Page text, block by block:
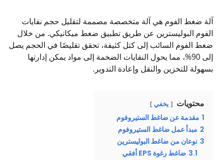
آلة ضغط الفوم هي آلة متخصصة مصممة لتقليل حجم نفايات
الفوم البوليسترين عن طريق تطبيق ضغط ميكانيكي. من خلال
ضغط الفوم السائب إلى كتل كثيفة، تحقق تقليصًا في الحجم يصل
إلى 90%، مما يحول النفايات الضخمة إلى مواد يمكن إدارتها
بسهولة للتخزين والنقل وإعادة التدوير.
محتويات يخفي
1 مقدمة عن ضاغط الستيروفوم
2 مبدأ عمل ضاغط الستيروفوم
3 نوعان من ضاغط البوليسترين
3.1 ضاغط رغوة EPS أفقي